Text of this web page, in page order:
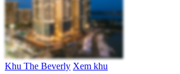
Khu The Beverly Xem khu